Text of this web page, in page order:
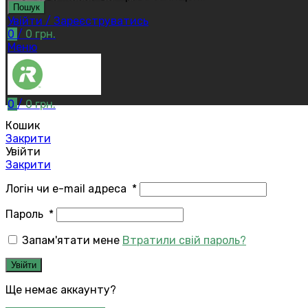
Пошук
Увійти / Зареєструватись
0 / 0 грн.
Меню
0 / 0грн.
Кошик
Закрити
Увійти
Закрити
Логін чи e-mail адреса *
Пароль *
Запам'ятати мене Втратили свій пароль?
Увійти
Ще немає аккаунту?